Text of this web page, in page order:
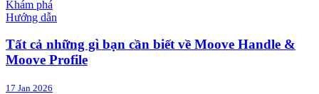
Khám phá
Hướng dẫn
Tất cả những gì bạn cần biết về Moove Handle &
Moove Profile
17 Jan 2026